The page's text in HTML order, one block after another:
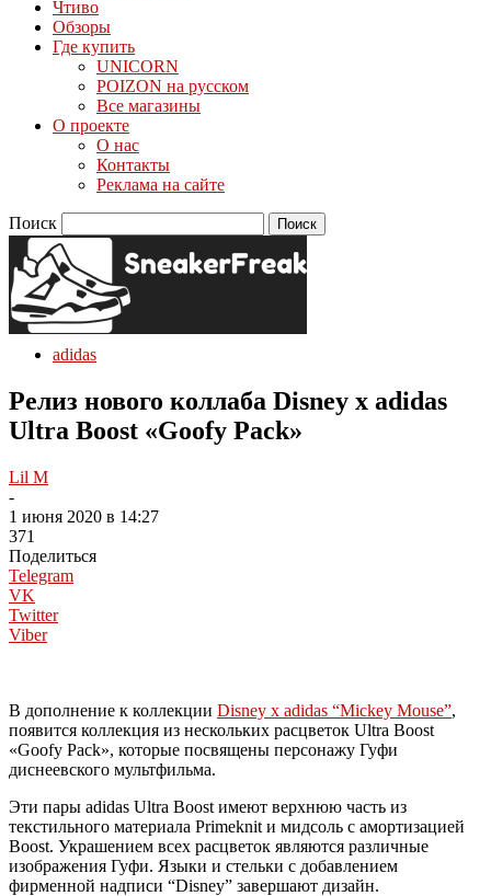
Чтиво
Обзоры
Где купить
UNICORN
POIZON на русском
Все магазины
О проекте
О нас
Контакты
Реклама на сайте
Поиск
adidas
Релиз нового коллаба Disney x adidas
Ultra Boost «Goofy Pack»
Lil M
-
1 июня 2020 в 14:27
371
Поделиться
Telegram
VK
Twitter
Viber
В дополнение к коллекции Disney x adidas “Mickey Mouse”,
появится коллекция из нескольких расцветок Ultra Boost
«Goofy Pack», которые посвящены персонажу Гуфи
диснеевского мультфильма.
Эти пары adidas Ultra Boost имеют верхнюю часть из
текстильного материала Primeknit и мидсоль с амортизацией
Boost. Украшением всех расцветок являются различные
изображения Гуфи. Языки и стельки с добавлением
фирменной надписи “Disney” завершают дизайн.